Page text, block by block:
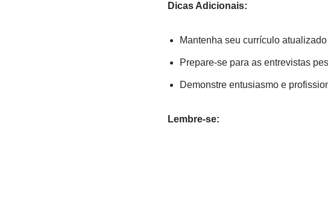
Dicas Adicionais:
Mantenha seu currículo
Prepare-se para as entrevistas
Demonstre entusiasmo e
Lembre-se: